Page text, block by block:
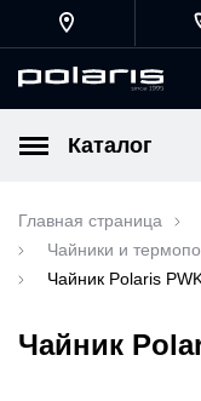
Каталог
Главная страница
Чайники и
Чайник Polaris
Чайник